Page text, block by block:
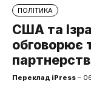
ПОЛІТИКА
США та
обговорює
Переклад iPress –